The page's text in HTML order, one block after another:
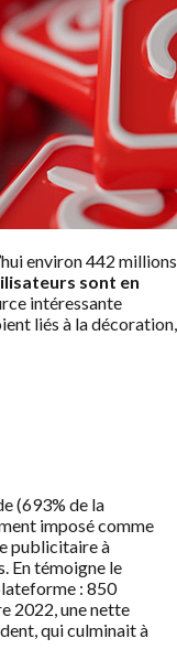
environ 442 millions
sont en
intéressante
liés à la décoration,
(693% de la
imposé comme
publicitaire à
En témoigne le
: 850
2022, une nette
qui culminait à